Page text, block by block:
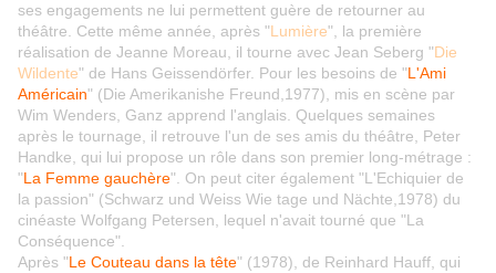
ses engagements ne lui permettent guère de retourner au
théâtre. Cette même année, après "Lumière", la première
réalisation de Jeanne Moreau, il tourne avec Jean Seberg "Die
Wildente" de Hans Geissendörfer. Pour les besoins de "L'Ami
Américain" (Die Amerikanishe Freund,1977), mis en scène par
Wim Wenders, Ganz apprend l'anglais. Quelques semaines
après le tournage, il retrouve l'un de ses amis du théâtre, Peter
Handke, qui lui propose un rôle dans son premier long-métrage :
"La Femme gauchère". On peut citer également "L'Echiquier de
la passion" (Schwarz und Weiss Wie tage und Nächte,1978) du
cinéaste Wolfgang Petersen, lequel n'avait tourné que "La
Conséquence".
Après "Le Couteau dans la tête" (1978), de Reinhard Hauff, qui